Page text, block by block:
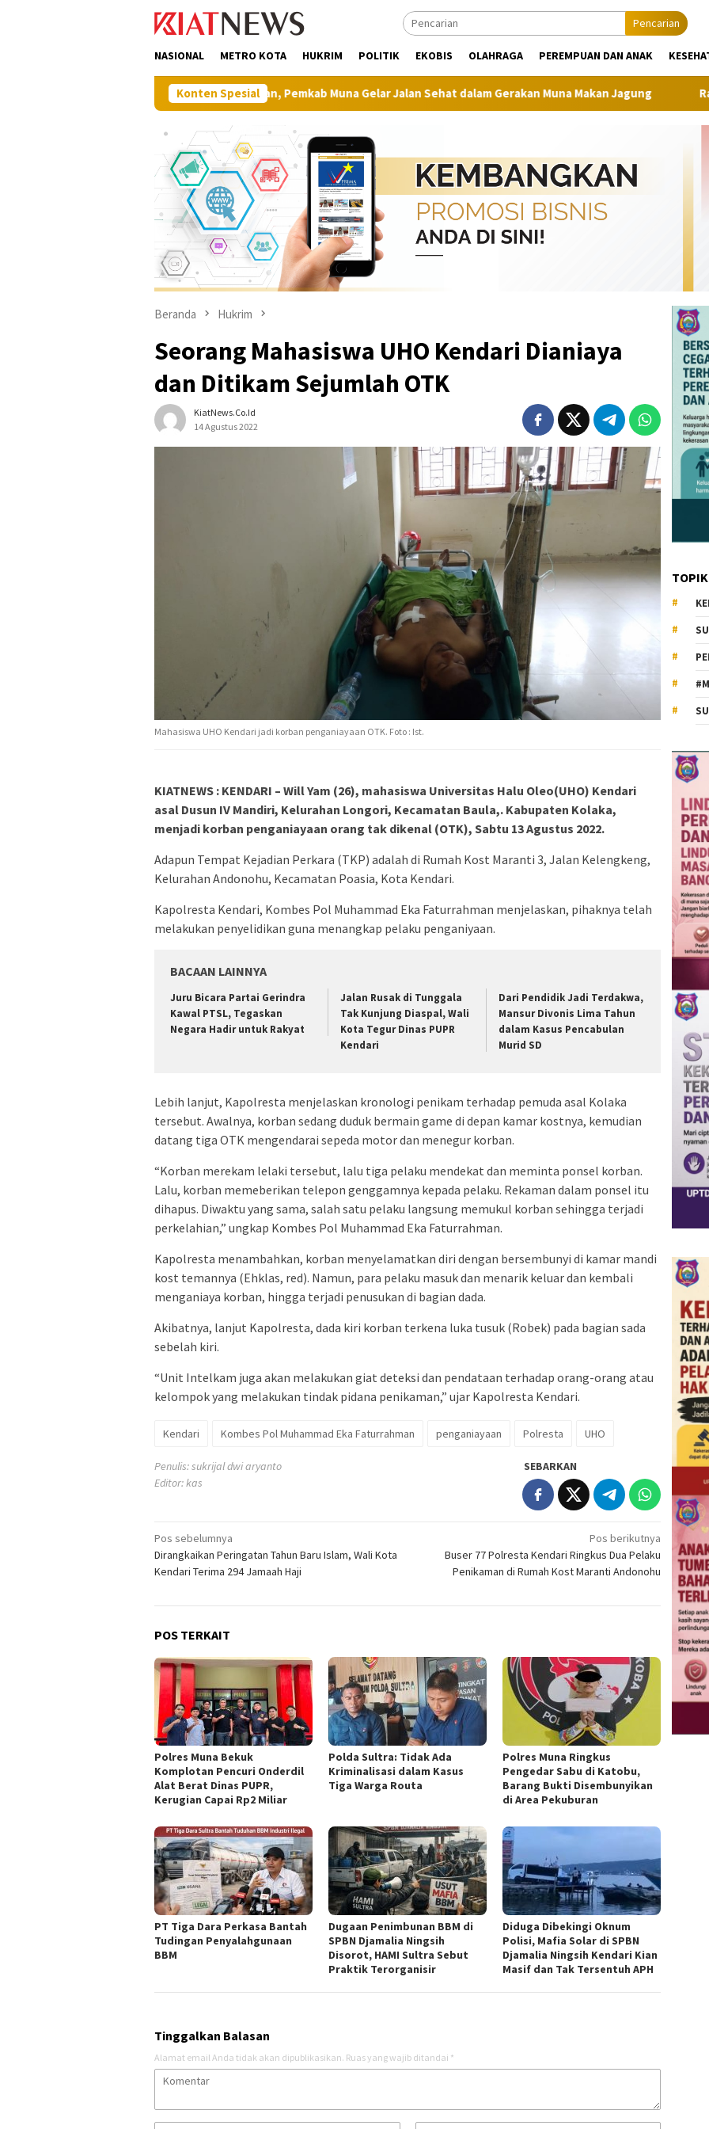
Pencarian
NASIONAL METRO KOTA HUKRIM POLITIK EKOBIS OLAHRAGA PEREMPUAN DAN ANAK
Konten Spesial
Perkuat Ketahanan Pangan, Pemkab Muna Gelar Jalan Sehat dalam Gerakan Muna Makan Jagung Raih Juara I Nona
Beranda Hukrim
Seorang Mahasiswa UHO Kendari Dianiaya
dan Ditikam Sejumlah OTK
KiatNews.co.id
14 Agustus 2022
Mahasiswa UHO Kendari jadi korban penganiayaan OTK. Foto : Ist.
KIATNEWS : KENDARI – Will Yam (26), mahasiswa Universitas Halu Oleo(UHO) Kendari
asal Dusun IV Mandiri, Kelurahan Longori, Kecamatan Baula,. Kabupaten Kolaka,
menjadi korban penganiayaan orang tak dikenal (OTK), Sabtu 13 Agustus 2022.
Adapun Tempat Kejadian Perkara (TKP) adalah di Rumah Kost Maranti 3, Jalan Kelengkeng,
Kelurahan Andonohu, Kecamatan Poasia, Kota Kendari.
Kapolresta Kendari, Kombes Pol Muhammad Eka Faturrahman menjelaskan, pihaknya telah
melakukan penyelidikan guna menangkap pelaku penganiyaan.
BACAAN LAINNYA
‎Juru Bicara Partai Gerindra
Kawal PTSL, Tegaskan
Negara Hadir untuk Rakyat
Jalan Rusak di Tunggala
Tak Kunjung Diaspal, Wali
Kota Tegur Dinas PUPR
Kendari
Dari Pendidik Jadi Terdakwa,
Mansur Divonis Lima Tahun
dalam Kasus Pencabulan
Murid SD
Lebih lanjut, Kapolresta menjelaskan kronologi penikam terhadap pemuda asal Kolaka
tersebut. Awalnya, korban sedang duduk bermain game di depan kamar kostnya, kemudian
datang tiga OTK mengendarai sepeda motor dan menegur korban.
“Korban merekam lelaki tersebut, lalu tiga pelaku mendekat dan meminta ponsel korban.
Lalu, korban memeberikan telepon genggamnya kepada pelaku. Rekaman dalam ponsel itu
dihapus. Diwaktu yang sama, salah satu pelaku langsung memukul korban sehingga terjadi
perkelahian,” ungkap Kombes Pol Muhammad Eka Faturrahman.
Kapolresta menambahkan, korban menyelamatkan diri dengan bersembunyi di kamar mandi
kost temannya (Ehklas, red). Namun, para pelaku masuk dan menarik keluar dan kembali
menganiaya korban, hingga terjadi penusukan di bagian dada.
Akibatnya, lanjut Kapolresta, dada kiri korban terkena luka tusuk (Robek) pada bagian sada
sebelah kiri.
“Unit Intelkam juga akan melakukan giat deteksi dan pendataan terhadap orang-orang atau
kelompok yang melakukan tindak pidana penikaman,” ujar Kapolresta Kendari.
Kendari Kombes Pol Muhammad Eka Faturrahman penganiayaan Polresta UHO
Penulis: sukrijal dwi aryanto
Editor: kas
SEBARKAN
Navigasi
pos
Pos sebelumnya
Dirangkaikan Peringatan Tahun Baru Islam, Wali Kota
Kendari Terima 294 Jamaah Haji
Pos berikutnya
Buser 77 Polresta Kendari Ringkus Dua Pelaku
Penikaman di Rumah Kost Maranti Andonohu
POS TERKAIT
Polres Muna Bekuk
Komplotan Pencuri Onderdil
Alat Berat Dinas PUPR,
Kerugian Capai Rp2 Miliar
Polda Sultra: Tidak Ada
Kriminalisasi dalam Kasus
Tiga Warga Routa
Polres Muna Ringkus
Pengedar Sabu di Katobu,
Barang Bukti Disembunyikan
di Area Pekuburan
PT Tiga Dara Perkasa Bantah
Tudingan Penyalahgunaan
BBM ‎
Dugaan Penimbunan BBM di
SPBN Djamalia Ningsih
Disorot, HAMI Sultra Sebut
Praktik Terorganisir
Diduga Dibekingi Oknum
Polisi, Mafia Solar di SPBN
Djamalia Ningsih Kendari Kian
Masif dan Tak Tersentuh APH
Tinggalkan Balasan
Alamat email Anda tidak akan dipublikasikan. Ruas yang wajib ditandai *